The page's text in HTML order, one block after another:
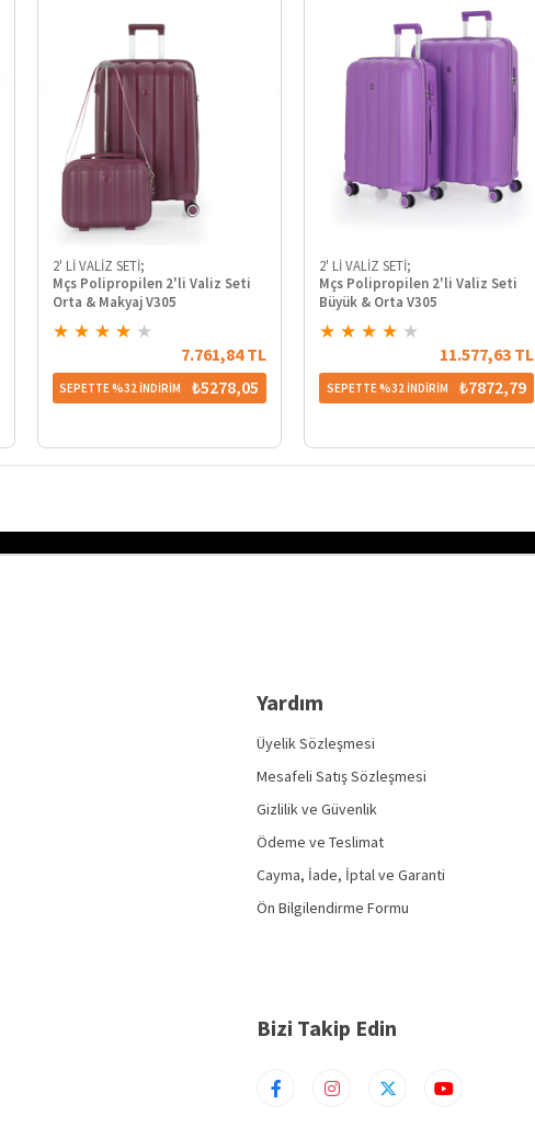
2' Lİ VALİZ SETİ;
Mçs Polipropilen 2'li Valiz Seti
Orta & Makyaj V305
★ ★ ★ ★ ★
7.761,84 TL
SEPETTE %32 İNDİRİM ₺5278,05
2' Lİ VALİZ SETİ;
Mçs Polipropilen 2'li Valiz Seti
Büyük & Orta V305
★ ★ ★ ★ ★
11.577,63 TL
SEPETTE %32 İNDİRİM ₺7872,79
Yardım
Üyelik Sözleşmesi
Mesafeli Satış Sözleşmesi
Gizlilik ve Güvenlik
Ödeme ve Teslimat
Cayma, İade, İptal ve Garanti
Ön Bilgilendirme Formu
Bizi Takip Edin